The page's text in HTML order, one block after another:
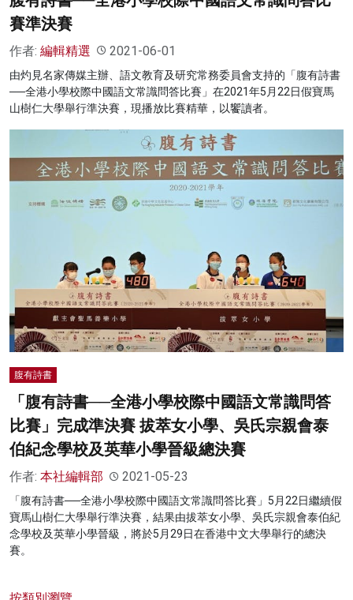
賽準決賽
作者: 編輯精選 2021-06-01
由灼見名家傳媒主辦、語文教育及研究常務委員會支持的「腹有詩書
──全港小學校際中國語文常識問答比賽」在2021年5月22日假寶馬
山樹仁大學舉行準決賽，現播放比賽精華，以饗讀者。
腹有詩書
「腹有詩書──全港小學校際中國語文常識問答
比賽」完成準決賽 拔萃女小學、吳氏宗親會泰
伯紀念學校及英華小學晉級總決賽
作者: 本社編輯部 2021-05-23
「腹有詩書──全港小學校際中國語文常識問答比賽」5月22日繼續假
寶馬山樹仁大學舉行準決賽，結果由拔萃女小學、吳氏宗親會泰伯紀
念學校及英華小學晉級，將於5月29日在香港中文大學舉行的總決
賽。